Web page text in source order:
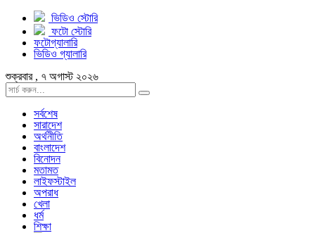
ভিডিও স্টোরি
ফটো স্টোরি
ফটোগ্যালারি
ভিডিও গ্যালারি
শুক্রবার , ৭ অগাস্ট ২০২৬
সর্বশেষ
সারাদেশ
অর্থনীতি
বাংলাদেশ
বিনোদন
মতামত
লাইফস্টাইল
অপরাধ
খেলা
ধর্ম
শিক্ষা